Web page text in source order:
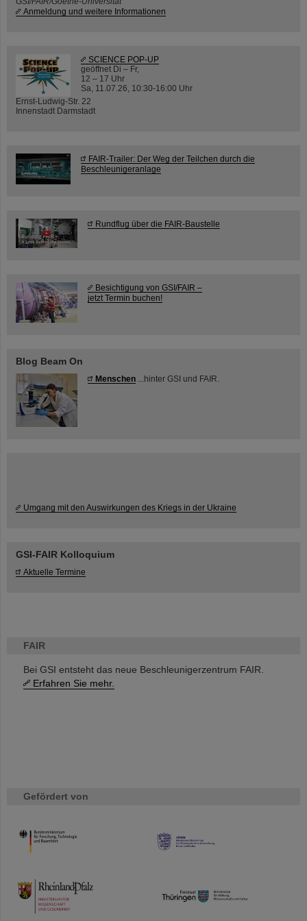
FAIR
Bei GSI entsteht das neue Beschleunigerzentrum FAIR.
Erfahren Sie mehr.
Gefördert von
HMWK
TMWWDG
Anmeldung und weitere Informationen
SCIENCE POP-UP
geöffnet Di – Fr,
12 – 17 Uhr
Sa, 11.07.26, 10:30-16:00 Uhr
Ernst-Ludwig-Str. 22
Innenstadt Darmstadt
FAIR-Trailer: Der Weg der Teilchen durch die
Beschleunigeranlage
Rundflug über die FAIR-Baustelle
Besichtigung von GSI/FAIR –
jetzt Termin buchen!
Blog Beam On
Menschen ...hinter GSI und FAIR.
Umgang mit den Auswirkungen des Kriegs in der Ukraine
GSI-FAIR Kolloquium
Aktuelle Termine